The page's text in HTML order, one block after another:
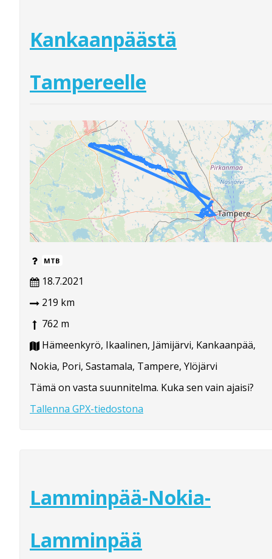
Kankaanpäästä
Tampereelle
MTB
18.7.2021
219 km
762 m
Hämeenkyrö, Ikaalinen, Jämijärvi, Kankaanpää,
Nokia, Pori, Sastamala, Tampere, Ylöjärvi
Tämä on vasta suunnitelma. Kuka sen vain ajaisi?
Tallenna GPX-tiedostona
Lamminpää-Nokia-
Lamminpää